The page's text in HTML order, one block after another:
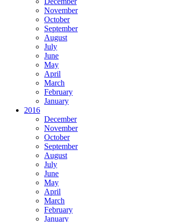
November
October
September
August
July
June
May
April
March
February
January
2016
December
November
October
September
August
July
June
May
April
March
February
January